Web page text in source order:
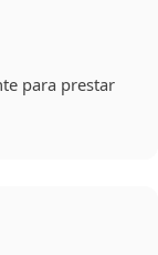
para prestar